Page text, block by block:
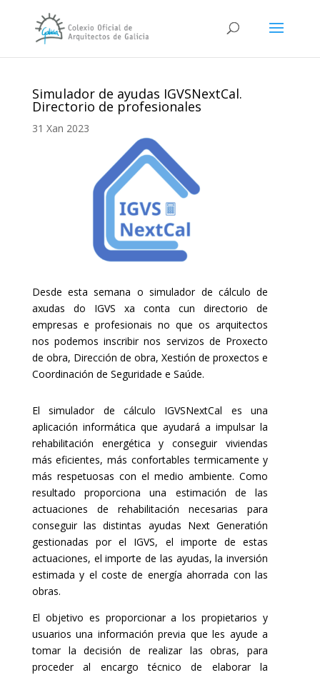
Simulador de ayudas IGVSNextCal.
Directorio de profesionales
31 Xan 2023
Desde esta semana o simulador de cálculo de
axudas do IGVS xa conta cun directorio de
empresas e profesionais no que os arquitectos
nos podemos inscribir nos servizos de Proxecto
de obra, Dirección de obra, Xestión de proxectos e
Coordinación de Seguridade e Saúde.
El simulador de cálculo IGVSNextCal es una
aplicación informática que ayudará a impulsar la
rehabilitación energética y conseguir viviendas
más eficientes, más confortables termicamente y
más respetuosas con el medio ambiente. Como
resultado proporciona una estimación de las
actuaciones de rehabilitación necesarias para
conseguir las distintas ayudas Next Generatión
gestionadas por el IGVS, el importe de estas
actuaciones, el importe de las ayudas, la inversión
estimada y el coste de energía ahorrada con las
obras.
El objetivo es proporcionar a los propietarios y
usuarios una información previa que les ayude a
tomar la decisión de realizar las obras, para
proceder al encargo técnico de elaborar la